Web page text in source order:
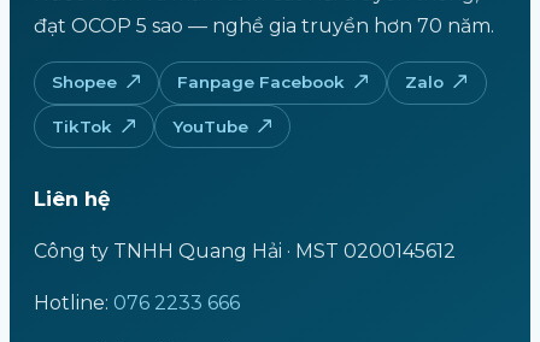
đạt OCOP 5 sao — nghề gia truyền hơn 70 năm.
Shopee Fanpage Facebook Zalo
TikTok YouTube
Liên hệ
Công ty TNHH Quang Hải · MST 0200145612
Hotline: 076 2233 666